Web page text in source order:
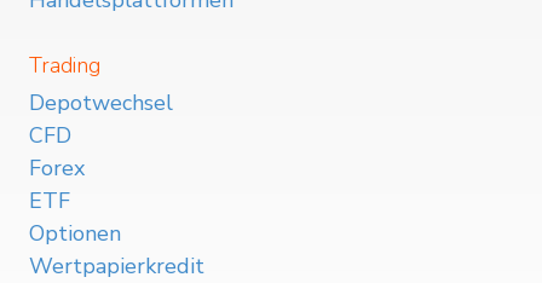
Trading
Depotwechsel
CFD
Forex
ETF
Optionen
Wertpapierkredit